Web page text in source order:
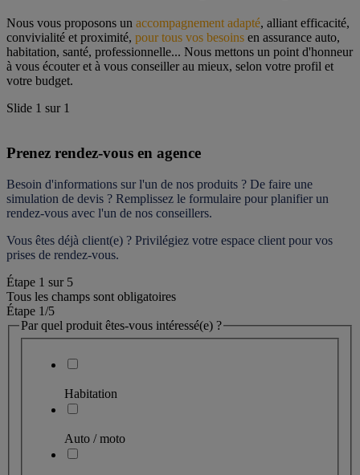
Nous vous proposons un accompagnement adapté, alliant efficacité,
convivialité et proximité, pour tous vos besoins en assurance auto,
habitation, santé, professionnelle... Nous mettons un point d'honneur
à vous écouter et à vous conseiller au mieux, selon votre profil et
votre budget.
Slide 1 sur 1
Prenez rendez-vous en agence
Besoin d'informations sur l'un de nos produits ? De faire une
simulation de devis ? Remplissez le formulaire pour planifier un
rendez-vous avec l'un de nos conseillers.
Vous êtes déjà client(e) ? Privilégiez votre espace client pour vos
prises de rendez-vous.
Étape 1 sur 5
Tous les champs sont obligatoires
Étape 1/5
Par quel produit êtes-vous intéressé(e) ?
Habitation
Auto / moto